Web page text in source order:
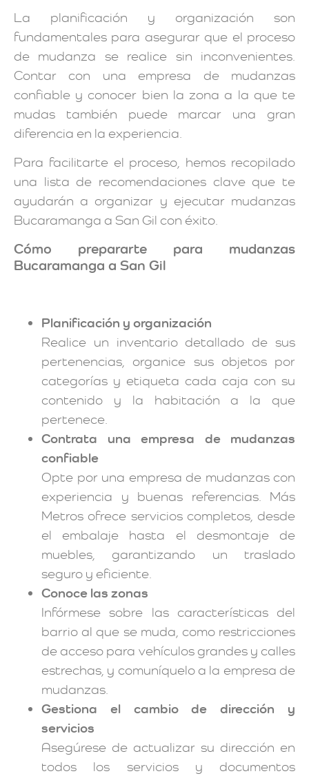
La planificación y organización son
fundamentales para asegurar que el proceso
de mudanza se realice sin inconvenientes.
Contar con una empresa de mudanzas
confiable y conocer bien la zona a la que te
mudas también puede marcar una gran
diferencia en la experiencia.
Para facilitarte el proceso, hemos recopilado
una lista de recomendaciones clave que te
ayudarán a organizar y ejecutar mudanzas
Bucaramanga a San Gil con éxito.
Cómo prepararte para mudanzas
Bucaramanga a San Gil
Planificación y organización
Realice un inventario detallado de sus
pertenencias, organice sus objetos por
categorías y etiqueta cada caja con su
contenido y la habitación a la que
pertenece.
Contrata una empresa de mudanzas
confiable
Opte por una empresa de mudanzas con
experiencia y buenas referencias. Más
Metros ofrece servicios completos, desde
el embalaje hasta el desmontaje de
muebles, garantizando un traslado
seguro y eficiente.
Conoce las zonas
Infórmese sobre las características del
barrio al que se muda, como restricciones
de acceso para vehículos grandes y calles
estrechas, y comuníquelo a la empresa de
mudanzas.
Gestiona el cambio de dirección y
servicios
Asegúrese de actualizar su dirección en
todos los servicios y documentos